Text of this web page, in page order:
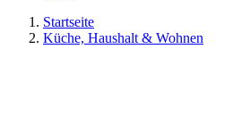
Startseite
Küche, Haushalt & Wohnen